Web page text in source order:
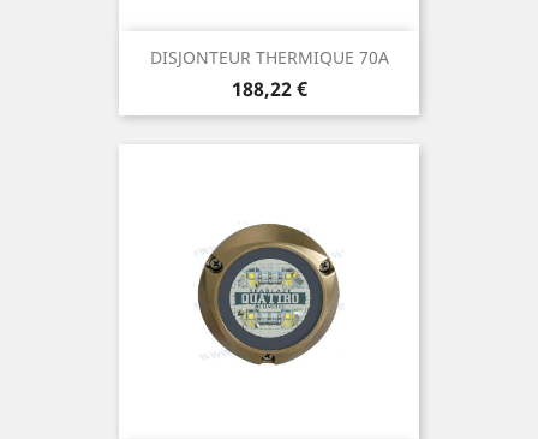
DISJONTEUR THERMIQUE 70A
Prix
188,22 €